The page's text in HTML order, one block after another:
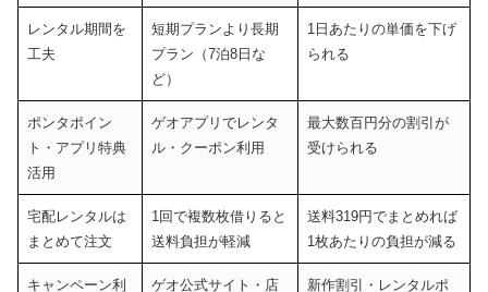
レンタル期間を
工夫
短期プランより長期
プラン（7泊8日な
ど）
1日あたりの単価を下げ
られる
ポンタポイン
ト・アプリ特典
活用
ゲオアプリでレンタ
ル・クーポン利用
最大数百円分の割引が
受けられる
宅配レンタルは
まとめて注文
1回で複数枚借りると
送料負担が軽減
送料319円でまとめれば
1枚あたりの負担が減る
キャンペーン利
ゲオ公式サイト・店
新作割引・レンタルポ